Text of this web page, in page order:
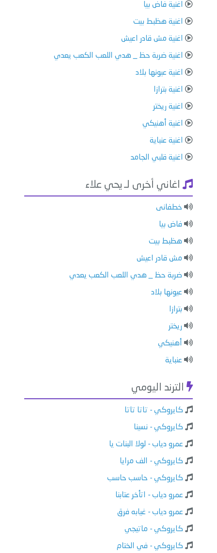
اغنية فاض بيا
اغنية هظبط بيت
اغنية مش قادر اعيش
اغنية ضربة حظ _ هدي اللعب الكعب يعدي
اغنية عيونها بلاد
اغنية بترازا
اغنية ريختر
اغنية أهنيكي
اغنية عنباية
اغنية قلبي الجامد
اغاني أخرى لـ يحي علاء
خطفانى
فاض بيا
هظبط بيت
مش قادر اعيش
ضربة حظ _ هدي اللعب الكعب يعدي
عيونها بلاد
بترازا
ريختر
أهنيكي
عنباية
الترند اليومي
كايروكي - تاتا تاتا
كايروكي - نسينا
عمرو دياب - لولا البنات يا
كايروكي - الف مرايا
كايروكي - حاسب حاسب
عمرو دياب - اتأخر عتابنا
عمرو دياب - غيابه فرق
كايروكي - ماتيجي
كايروكي - في الختام